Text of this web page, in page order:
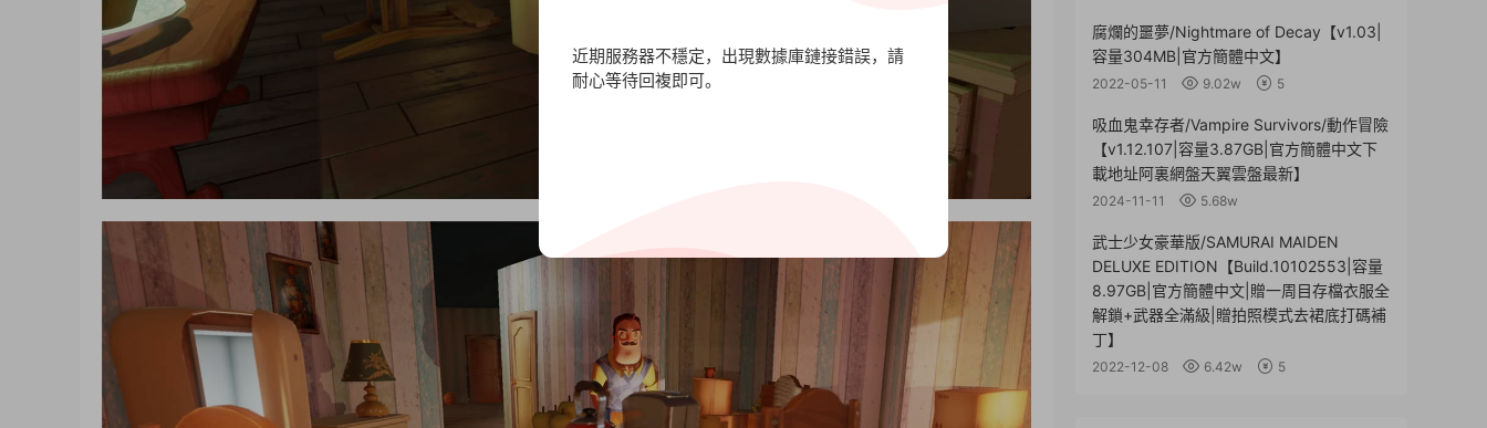
腐爛的噩夢/Nightmare of Decay【v1.03|
容量304MB|官方簡體中文】
2022-05-11 9.02w 5
吸血鬼幸存者/Vampire Survivors/動作冒險
【v1.12.107|容量3.87GB|官方簡體中文下
載地址阿裏網盤天翼雲盤最新】
2024-11-11 5.68w
武士少女豪華版/SAMURAI MAIDEN
DELUXE EDITION【Build.10102553|容量
8.97GB|官方簡體中文|贈一周目存檔衣服全
解鎖+武器全滿級|贈拍照模式去裙底打碼補
丁】
2022-12-08 6.42w 5
近期服務器不穩定，出現數據庫鏈接錯誤，請
耐心等待回複即可。